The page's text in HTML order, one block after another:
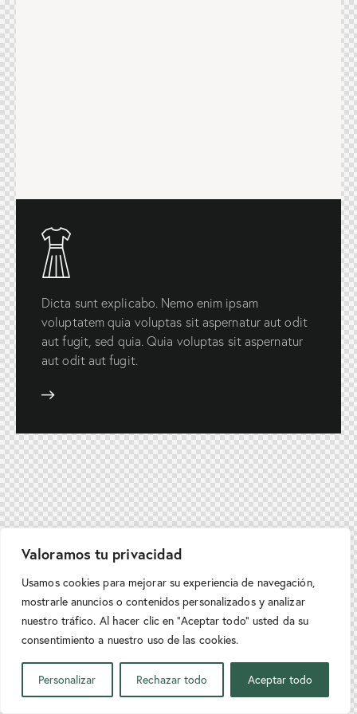
Valoramos tu privacidad
Usamos cookies para mejorar su experiencia de navegación,
mostrarle anuncios o contenidos personalizados y analizar
nuestro tráfico. Al hacer clic en “Aceptar todo” usted da su
consentimiento a nuestro uso de las cookies.
Personalizar Rechazar todo Aceptar todo
Dicta sunt explicabo. Nemo enim ipsam
voluptatem quia voluptas sit aspernatur aut odit
aut fugit, sed quia. Quia voluptas sit aspernatur
aut odit aut fugit.
ES